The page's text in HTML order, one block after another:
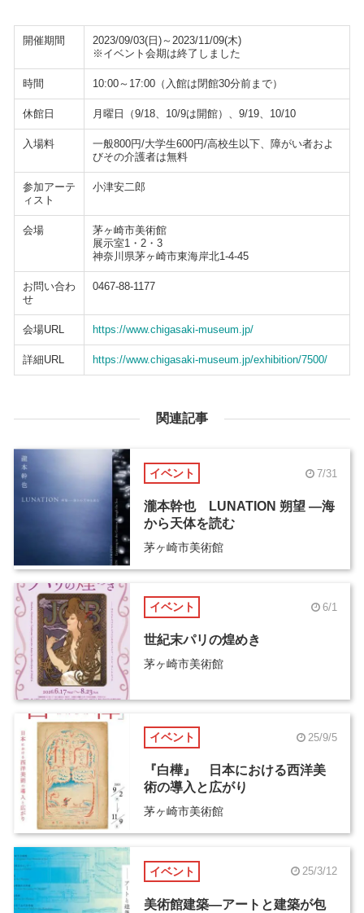
開催期間
2023/09/03(日)～2023/11/09(木)
※イベント会期は終了しました
時間 10:00～17:00（入館は閉館30分前まで）
休館日 月曜日（9/18、10/9は開館）、9/19、10/10
入場料
一般800円/大学生600円/高校生以下、障がい者およ
びその介護者は無料
参加アーテ
ィスト
小津安二郎
会場
茅ヶ崎市美術館
展示室1・2・3
神奈川県茅ヶ崎市東海岸北1-4-45
お問い合わ
せ
0467-88-1177
会場URL https://www.chigasaki-museum.jp/
詳細URL https://www.chigasaki-museum.jp/exhibition/7500/
関連記事
イベント 7/31
瀧本幹也 LUNATION 朔望 ―海
から天体を読む
茅ヶ崎市美術館
イベント 6/1
世紀末パリの煌めき
茅ヶ崎市美術館
イベント 25/9/5
『白樺』 日本における西洋美
術の導入と広がり
茅ヶ崎市美術館
イベント 25/3/12
美術館建築―アートと建築が包